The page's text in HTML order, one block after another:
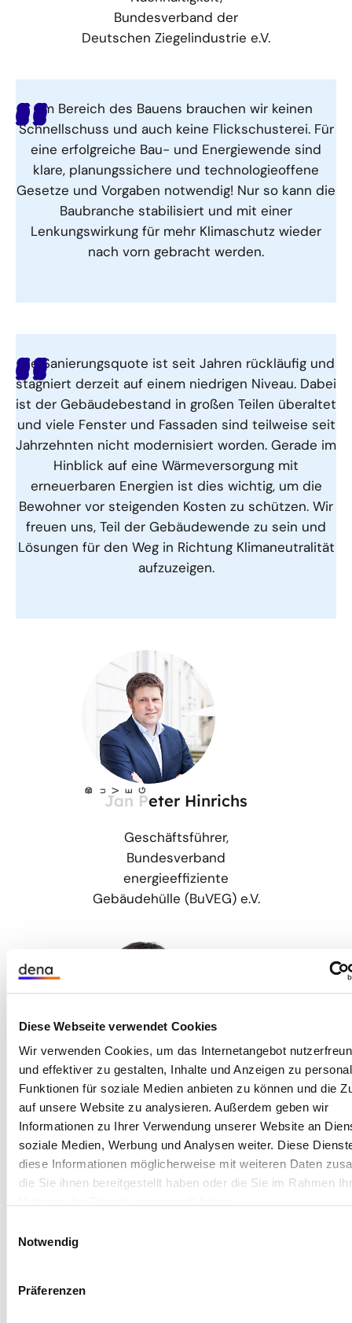
Diese Webseite verwendet Cookies
Wir verwenden Cookies, um das Internetangebot
und effektiver zu gestalten, Inhalte und Anzeigen zu
Funktionen für soziale Medien anbieten zu können und die
auf unsere Website zu analysieren. Außerdem geben wir
Informationen zu Ihrer Verwendung unserer Website an
soziale Medien, Werbung und Analysen weiter. Diese
diese Informationen möglicherweise mit weiteren Daten
die Sie ihnen bereitgestellt haben oder die Sie im Rahmen
Notwendig
Präferenzen
Bundesverband der
Deutschen Ziegelindustrie e.V.
Im Bereich des Bauens brauchen wir keinen
Schnellschuss und auch keine Flickschusterei. Für
eine erfolgreiche Bau- und Energiewende sind
klare, planungssichere und technologieoffene
Gesetze und Vorgaben notwendig! Nur so kann die
Baubranche stabilisiert und mit einer
Lenkungswirkung für mehr Klimaschutz wieder
nach vorn gebracht werden.
Die Sanierungsquote ist seit Jahren rückläufig und
stagniert derzeit auf einem niedrigen Niveau. Dabei
ist der Gebäudebestand in großen Teilen überaltet
und viele Fenster und Fassaden sind teilweise seit
Jahrzehnten nicht modernisiert worden. Gerade im
Hinblick auf eine Wärmeversorgung mit
erneuerbaren Energien ist dies wichtig, um die
Bewohner vor steigenden Kosten zu schützen. Wir
freuen uns, Teil der Gebäudewende zu sein und
Lösungen für den Weg in Richtung Klimaneutralität
aufzuzeigen.
© BuVEG
Jan Peter Hinrichs
Geschäftsführer,
Bundesverband
energieeffiziente
Gebäudehülle (BuVEG) e.V.
Dirk Arne Kuhrt
Geschäftsführer, UNITI
Bundesverband
EnergieMittelstand e.V.
Der effiziente Einsatz von nicht-
Wärmeversorgung im Gebäudesektor. Dabei stellt